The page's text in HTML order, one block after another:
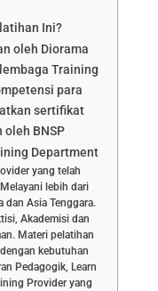
Ini?
oleh Diorama
Training
para
sertifikat
BNSP
Department
yang telah
lebih dari
dan Asia Tenggara.
Akademisi dan
Materi pelatihan
kebutuhan
Pedagogik, Learn
Provider yang